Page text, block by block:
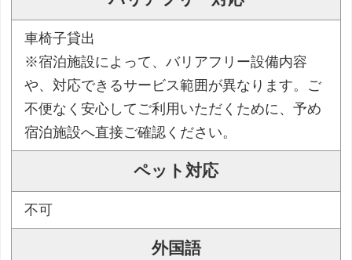
車椅子貸出
※宿泊施設によって、バリアフリー設備内容
や、対応できるサービス範囲が異なります。ご
不便なく安心してご利用いただくために、予め
宿泊施設へ直接ご確認ください。
ペット対応
不可
外国語